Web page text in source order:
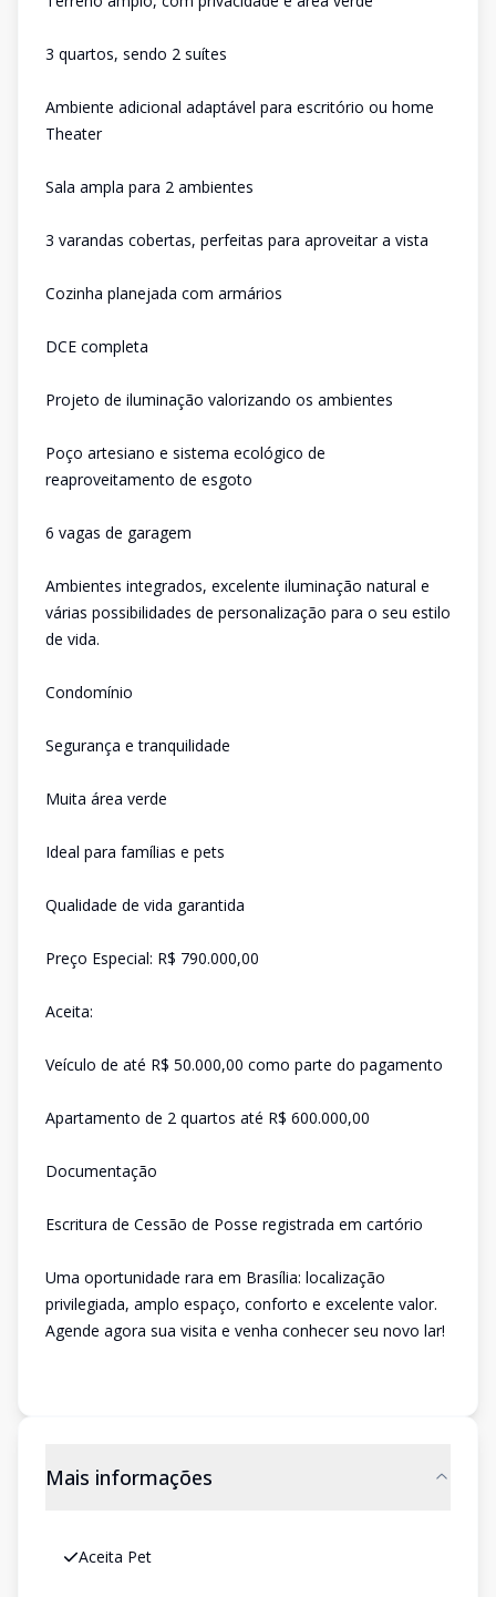
3 quartos, sendo 2 suítes
Ambiente adicional adaptável para escritório ou home
Theater
Sala ampla para 2 ambientes
3 varandas cobertas, perfeitas para aproveitar a vista
Cozinha planejada com armários
DCE completa
Projeto de iluminação valorizando os ambientes
Poço artesiano e sistema ecológico de
reaproveitamento de esgoto
6 vagas de garagem
Ambientes integrados, excelente iluminação natural e
várias possibilidades de personalização para o seu estilo
de vida.
Condomínio
Segurança e tranquilidade
Muita área verde
Ideal para famílias e pets
Qualidade de vida garantida
Preço Especial: R$ 790.000,00
Aceita:
Veículo de até R$ 50.000,00 como parte do pagamento
Apartamento de 2 quartos até R$ 600.000,00
Documentação
Escritura de Cessão de Posse registrada em cartório
Uma oportunidade rara em Brasília: localização
privilegiada, amplo espaço, conforto e excelente valor.
Agende agora sua visita e venha conhecer seu novo lar!
Mais informações
Aceita Pet